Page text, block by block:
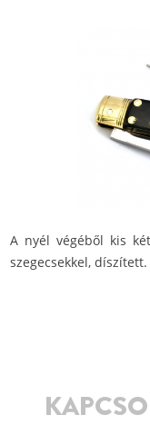
A nyél végéből kis
szegecsekkel, díszített.